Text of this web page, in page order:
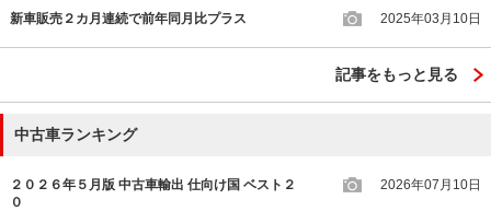
新車販売２カ月連続で前年同月比プラス 2025年03月10日
記事をもっと見る
中古車ランキング
２０２６年５月版 中古車輸出 仕向け国 ベスト２
０
2026年07月10日